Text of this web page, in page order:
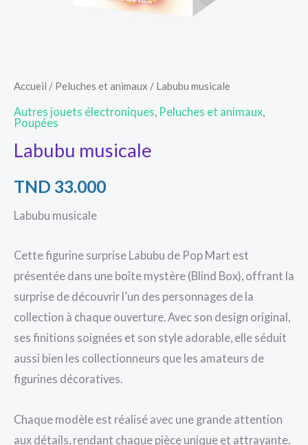
Accueil / Peluches et animaux / Labubu musicale
Autres jouets électroniques Peluches et animaux
Poupées
Labubu musicale
TND 33.000
Labubu musicale
Cette figurine surprise Labubu de Pop Mart est
présentée dans une boîte mystère (Blind Box), offrant la
surprise de découvrir l’un des personnages de la
collection à chaque ouverture. Avec son design original,
ses finitions soignées et son style adorable, elle séduit
aussi bien les collectionneurs que les amateurs de
figurines décoratives.
Chaque modèle est réalisé avec une grande attention
aux détails, rendant chaque pièce unique et attrayante.